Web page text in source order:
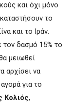
και όχι μόνο
το
και το Ιράν.
τον δασμό 15% το
μειωθεί
αρχίσει να
για το
Κολιός,